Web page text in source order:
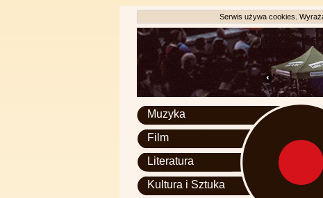
Serwis używa cookies.
Muzyka
Film
Literatura
Kultura i Sztuka